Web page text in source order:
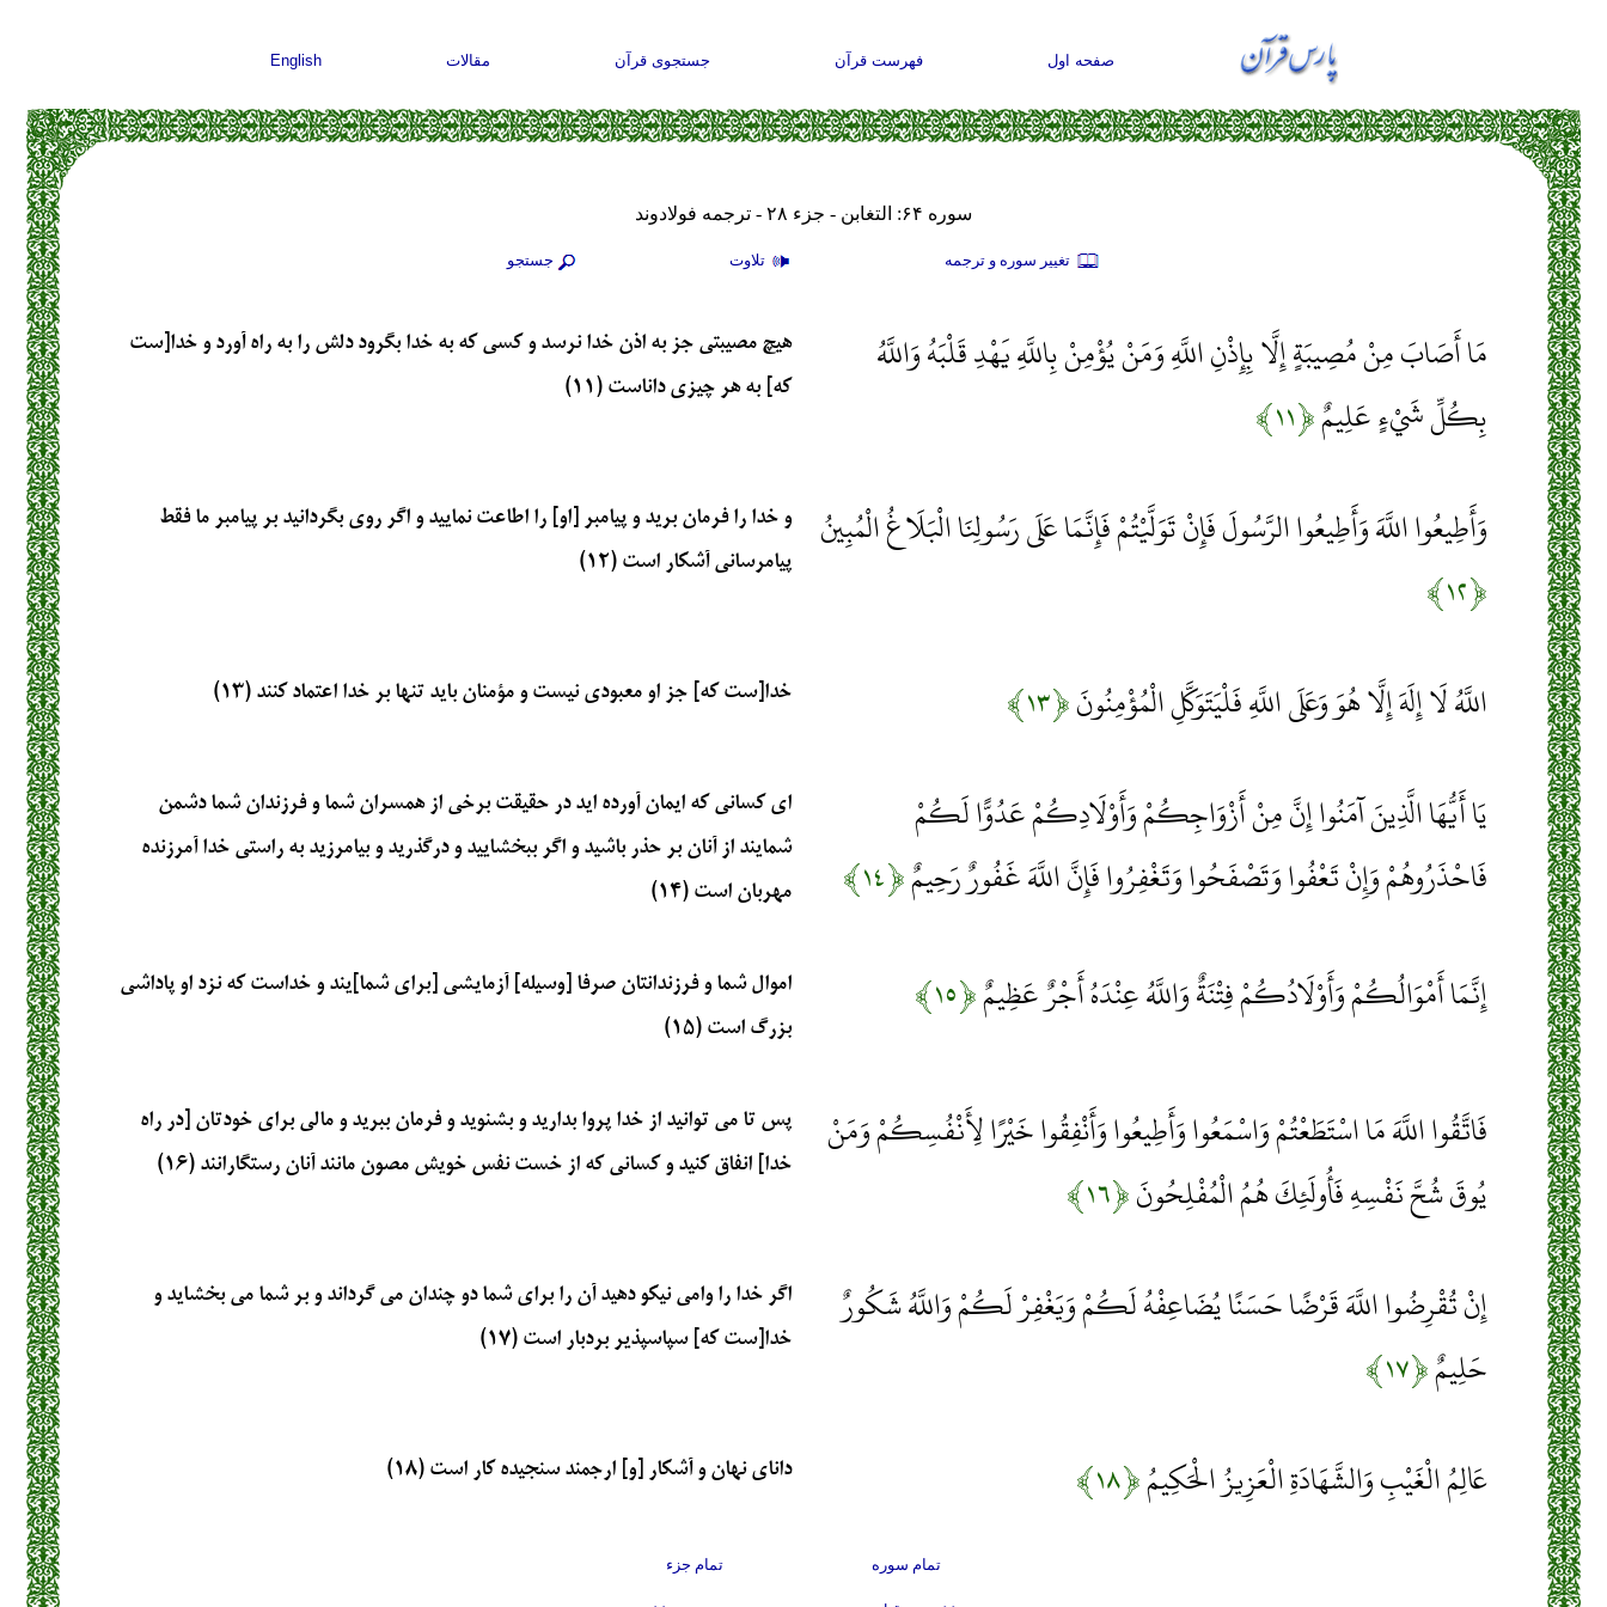
صفحه اول فهرست قرآن جستجوی قرآن مقالات English
سوره ۶۴: التغابن - جزء ۲۸ - ترجمه فولادوند
تغيير سوره و ترجمه تلاوت جستجو
مَا أَصَابَ مِنْ مُصِيبَةٍ إِلَّا بِإِذْنِ اللَّهِ وَمَنْ يُؤْمِنْ بِاللَّهِ يَهْدِ قَلْبَهُ وَاللَّهُ
بِكُلِّ شَيْءٍ عَلِيمٌ﴿۱۱﴾
هيچ مصيبتى جز به اذن خدا نرسد و كسى كه به خدا بگرود دلش را به راه آورد و خدا[ست
كه] به هر چيزى داناست (۱۱)
وَأَطِيعُوا اللَّهَ وَأَطِيعُوا الرَّسُولَ فَإِنْ تَوَلَّيْتُمْ فَإِنَّمَا عَلَى رَسُولِنَا الْبَلَاغُ الْمُبِينُ
﴿۱۲﴾
و خدا را فرمان بريد و پيامبر [او] را اطاعت نماييد و اگر روى بگردانيد بر پيامبر ما فقط
پيام‏رسانى آشكار است (۱۲)
اللَّهُ لَا إِلَهَ إِلَّا هُوَ وَعَلَى اللَّهِ فَلْيَتَوَكَّلِ الْمُؤْمِنُونَ﴿۱۳﴾ خدا[ست كه] جز او معبودى نيست و مؤمنان بايد تنها بر خدا اعتماد كنند (۱۳)
يَا أَيُّهَا الَّذِينَ آمَنُوا إِنَّ مِنْ أَزْوَاجِكُمْ وَأَوْلَادِكُمْ عَدُوًّا لَكُمْ
فَاحْذَرُوهُمْ وَإِنْ تَعْفُوا وَتَصْفَحُوا وَتَغْفِرُوا فَإِنَّ اللَّهَ غَفُورٌ رَحِيمٌ﴿۱۴﴾
اى كسانى كه ايمان آورده‏ ايد در حقيقت برخى از همسران شما و فرزندان شما دشمن
شمايند از آنان بر حذر باشيد و اگر ببخشاييد و درگذريد و بيامرزيد به راستى خدا آمرزنده
مهربان است (۱۴)
إِنَّمَا أَمْوَالُكُمْ وَأَوْلَادُكُمْ فِتْنَةٌ وَاللَّهُ عِنْدَهُ أَجْرٌ عَظِيمٌ﴿۱۵﴾
اموال شما و فرزندانتان صرفا [وسيله] آزمايشى [براى شما]يند و خداست كه نزد او پاداشى
بزرگ است (۱۵)
فَاتَّقُوا اللَّهَ مَا اسْتَطَعْتُمْ وَاسْمَعُوا وَأَطِيعُوا وَأَنْفِقُوا خَيْرًا لِأَنْفُسِكُمْ وَمَنْ
يُوقَ شُحَّ نَفْسِهِ فَأُولَئِكَ هُمُ الْمُفْلِحُونَ﴿۱۶﴾
پس تا مى‏ توانيد از خدا پروا بداريد و بشنويد و فرمان ببريد و مالى براى خودتان [در راه
خدا] انفاق كنيد و كسانى كه از خست نفس خويش مصون مانند آنان رستگارانند (۱۶)
إِنْ تُقْرِضُوا اللَّهَ قَرْضًا حَسَنًا يُضَاعِفْهُ لَكُمْ وَيَغْفِرْ لَكُمْ وَاللَّهُ شَكُورٌ
حَلِيمٌ﴿۱۷﴾
اگر خدا را وامى نيكو دهيد آن را براى شما دو چندان مى‏ گرداند و بر شما مى ‏بخشايد و
خدا[ست كه] سپاس‏پذير بردبار است (۱۷)
عَالِمُ الْغَيْبِ وَالشَّهَادَةِ الْعَزِيزُ الْحَكِيمُ﴿۱۸﴾ داناى نهان و آشكار [و] ارجمند سنجيده‏ كار است (۱۸)
تمام سوره تمام جزء